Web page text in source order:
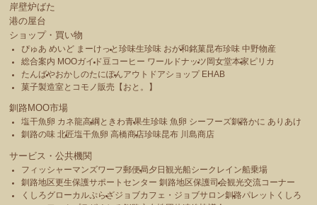
岸壁炉ばた
港の屋台
ショップ・買い物
ぴゅあ めいど まーけっと珍味生珍味 おが和銘菓昆布珍味 中野物産
総合案内 MOOガイド豆コーヒー ワールドナッツ 岡女堂本家 ピリカ
たんばやおかしのたにぽんアウトドアショップ EHAB
菓子製造室とコモノ販売【おと。】
釧路MOO市場
塩干魚卵 カネ龍高綱 ときわ青果生珍味 魚卵 シーフーズ釧路かに ありあけ
釧路の味 北匠塩干魚卵 高橋商店珍味昆布 川島商店
サービス・公共機関
フィッシャーマンズワーフ郵便局夕日観光船シークレイン船乗場
釧路地区更生保護サポートセンター 釧路地区保護司会観光交流コーナー
くしろグローカルぷらざジョブカフェ・ジョブサロン釧路パレットくしろ